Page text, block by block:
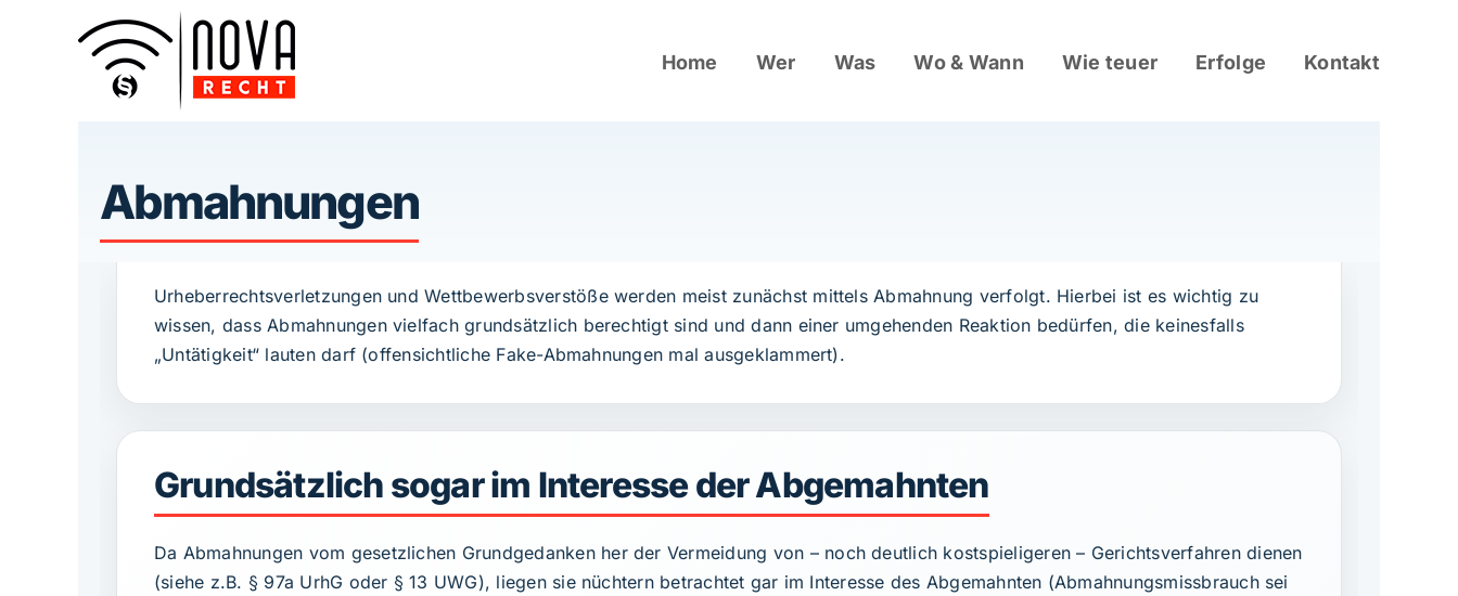
Home Wer Was Wo & Wann Wie teuer Erfolge Kontakt
Abmahnungen
Urheberrechtsverletzungen und Wettbewerbsverstöße werden meist zunächst mittels Abmahnung verfolgt. Hierbei ist es wichtig zu
wissen, dass Abmahnungen vielfach grundsätzlich berechtigt sind und dann einer umgehenden Reaktion bedürfen, die keinesfalls
„Untätigkeit“ lauten darf (offensichtliche Fake-Abmahnungen mal ausgeklammert).
Grundsätzlich sogar im Interesse der Abgemahnten
Da Abmahnungen vom gesetzlichen Grundgedanken her der Vermeidung von – noch deutlich kostspieligeren – Gerichtsverfahren dienen
(siehe z.B. § 97a UrhG oder § 13 UWG), liegen sie nüchtern betrachtet gar im Interesse des Abgemahnten (Abmahnungsmissbrauch sei